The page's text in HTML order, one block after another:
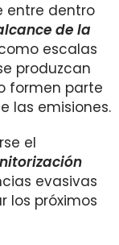
entre dentro
de la
escalas
produzcan
formen parte
las emisiones.
el
evasivas
los próximos